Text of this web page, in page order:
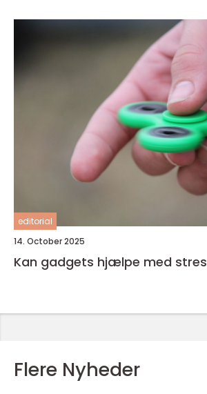
editorial
14. October 2025
Kan gadgets hjælpe med
Flere Nyheder